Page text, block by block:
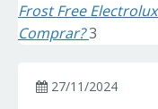
Frost Free
Comprar?3
27/11/2024